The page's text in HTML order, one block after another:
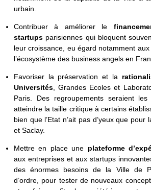
urbain.
Contribuer à améliorer le
startups parisiennes qui bloquent
leur croissance, eu égard notamment
l’écosystème des business angels en
Favoriser la préservation et la
Universités, Grandes Ecoles et
Paris. Des regroupements seraient
atteindre la taille critique à certains
bien que l’Etat n’ait pas d’yeux que pour
et Saclay.
Mettre en place une plateforme
aux entreprises et aux startups
des énormes besoins de la Ville de
d’ordre, pour tester de nouveaux